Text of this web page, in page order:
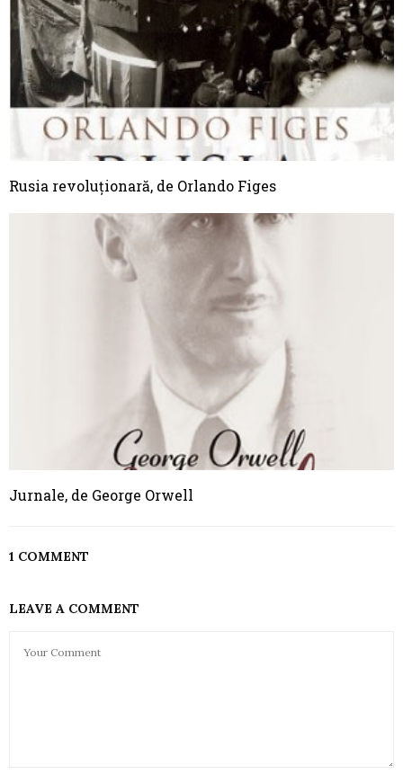
Rusia revoluționară, de Orlando Figes
Jurnale, de George Orwell
1 COMMENT
LEAVE A COMMENT